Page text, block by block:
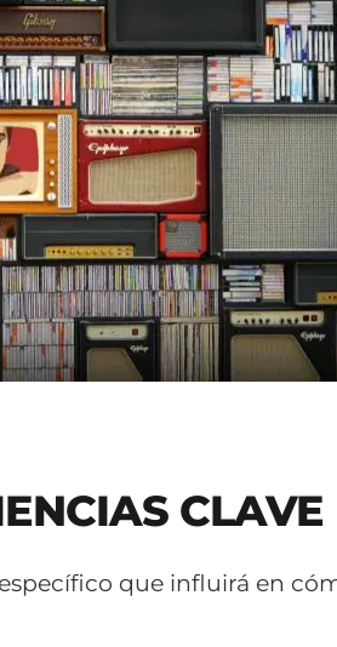
CLAVE
que influirá en